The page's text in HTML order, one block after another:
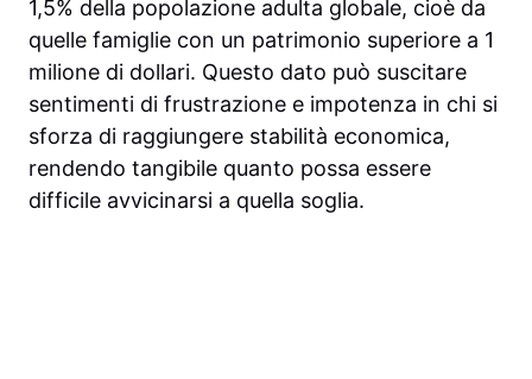
1,5% della popolazione adulta globale, cioè da
quelle famiglie con un patrimonio superiore a 1
milione di dollari. Questo dato può suscitare
sentimenti di frustrazione e impotenza in chi si
sforza di raggiungere stabilità economica,
rendendo tangibile quanto possa essere
difficile avvicinarsi a quella soglia.